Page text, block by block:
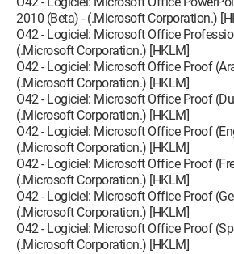
2010 (Beta) - (.Microsoft Corporation.)
O42 - Logiciel: Microsoft Office
(.Microsoft Corporation.) [HKLM]
O42 - Logiciel: Microsoft Office Proof
(.Microsoft Corporation.) [HKLM]
O42 - Logiciel: Microsoft Office Proof
(.Microsoft Corporation.) [HKLM]
O42 - Logiciel: Microsoft Office Proof
(.Microsoft Corporation.) [HKLM]
O42 - Logiciel: Microsoft Office Proof
(.Microsoft Corporation.) [HKLM]
O42 - Logiciel: Microsoft Office Proof
(.Microsoft Corporation.) [HKLM]
O42 - Logiciel: Microsoft Office Proof
(.Microsoft Corporation.) [HKLM]